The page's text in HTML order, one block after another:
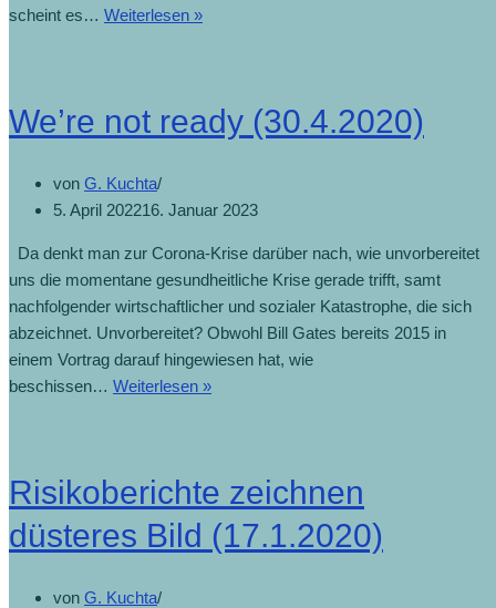
scheint es… Weiterlesen »
We’re not ready (30.4.2020)
von G. Kuchta
5. April 202216. Januar 2023
Da denkt man zur Corona-Krise darüber nach, wie unvorbereitet
uns die momentane gesundheitliche Krise gerade trifft, samt
nachfolgender wirtschaftlicher und sozialer Katastrophe, die sich
abzeichnet. Unvorbereitet? Obwohl Bill Gates bereits 2015 in
einem Vortrag darauf hingewiesen hat, wie
beschissen… Weiterlesen »
Risikoberichte zeichnen
düsteres Bild (17.1.2020)
von G. Kuchta